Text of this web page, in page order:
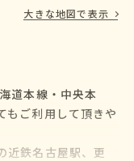
大きな地図で表示
道本線・中央本
もご利用して頂きや
近鉄名古屋駅、更